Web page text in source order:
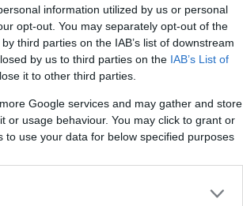
information utilized by us or personal
opt-out. You may separately opt-out of the
third parties on the IAB’s list of downstream
by us to third parties on the IAB’s List of
it to other third parties.
Google services and may gather and store
or usage behaviour. You may click to grant or
use your data for below specified purposes